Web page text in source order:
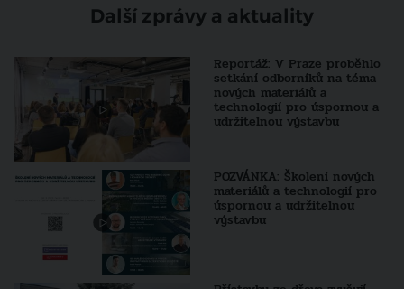
Další zprávy a aktuality
Reportáž: V Praze proběhlo
setkání odborníků na téma
nových materiálů a
technologií pro úspornou a
udržitelnou výstavbu
POZVÁNKA: Školení nových
materiálů a technologií pro
úspornou a udržitelnou
výstavbu